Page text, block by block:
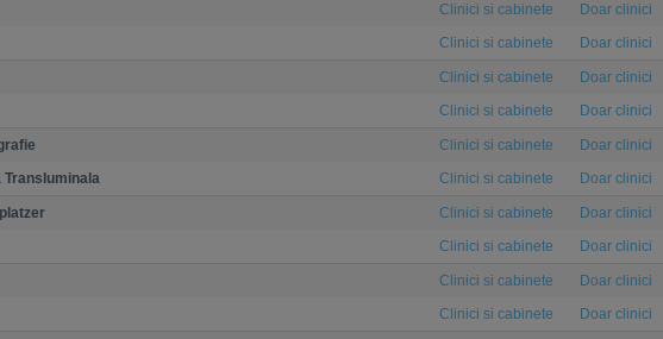
Clinici si cabinete Doar clinici
Clinici si cabinete Doar clinici
Clinici si cabinete Doar clinici
Clinici si cabinete Doar clinici
Clinici si cabinete Doar clinici
Clinici si cabinete Doar clinici
Clinici si cabinete Doar clinici
Clinici si cabinete Doar clinici
Clinici si cabinete Doar clinici
Clinici si cabinete Doar clinici